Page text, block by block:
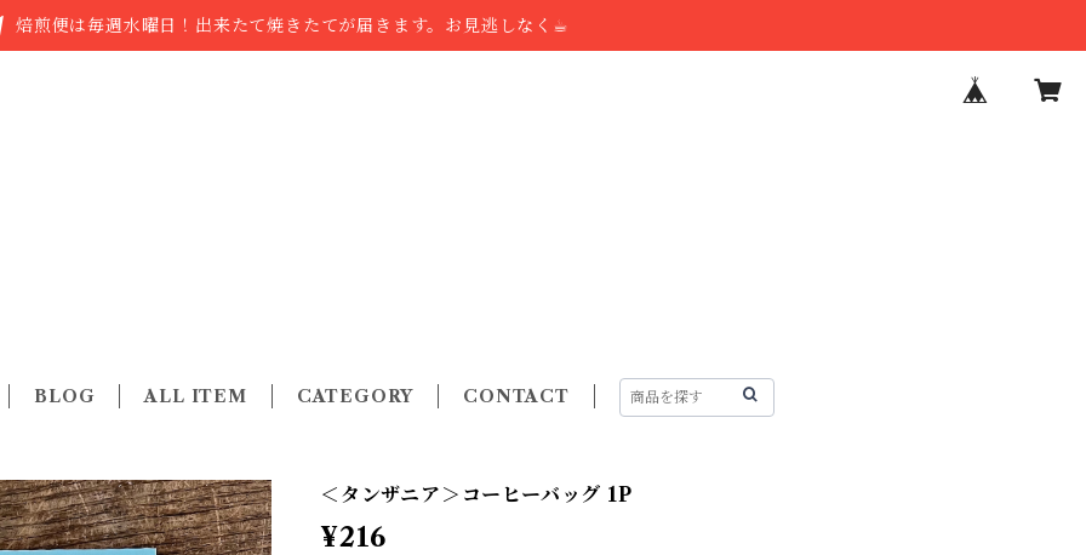
焙煎便は毎週水曜日！出来たて焼きたてが届きます。お見逃しなく☕︎
BLOG ALL ITEM CATEGORY CONTACT
＜タンザニア＞コーヒーバッグ 1P
¥216